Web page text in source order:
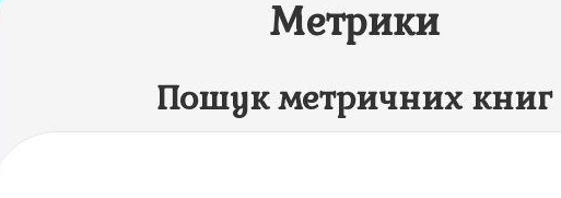
Метрики
Пошук метричних книг